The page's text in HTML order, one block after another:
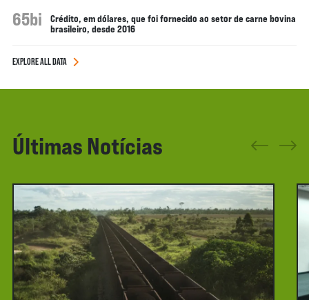
65bi
Crédito, em dólares, que foi fornecido ao setor de carne bovina
brasileiro, desde 2016
EXPLORE ALL DATA
Últimas Notícias